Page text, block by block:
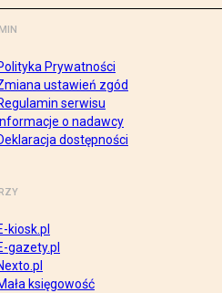
Prywatności
ustawień zgód
serwisu
Informacje o nadawcy
dostępności
kiosk.pl
gazety.pl
księgowość